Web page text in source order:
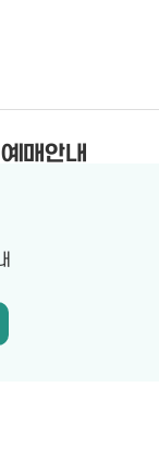
예매안내